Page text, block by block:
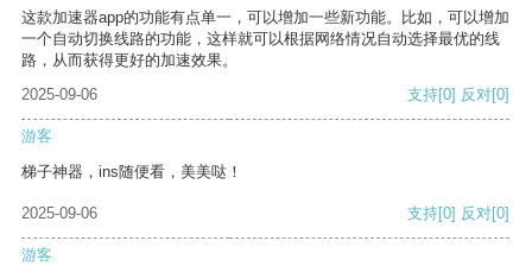
这款加速器app的功能有点单一，可以增加一些新功能。比如，可以增加
一个自动切换线路的功能，这样就可以根据网络情况自动选择最优的线
路，从而获得更好的加速效果。
2025-09-06
支持[0] 反对[0]
游客
梯子神器，ins随便看，美美哒！
2025-09-06 支持[0] 反对[0]
游客